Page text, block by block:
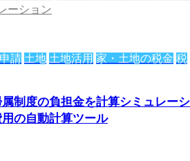
ーション
請 土地 土地活用 家・土地の税金 税
属制度の負担金を計算シミュレーシ
の自動計算ツール